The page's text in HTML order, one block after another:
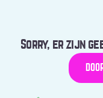
Sorry, er zijn